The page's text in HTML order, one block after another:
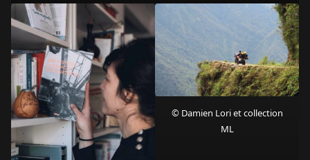
© Damien Lori et collection
ML